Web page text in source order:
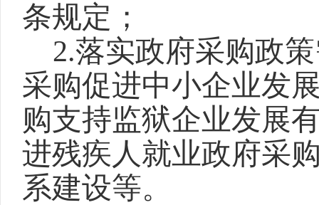
条规定；
2.落实政府采购政
采购促进中小企业发
购支持监狱企业发展
进残疾人就业政府采
系建设等。